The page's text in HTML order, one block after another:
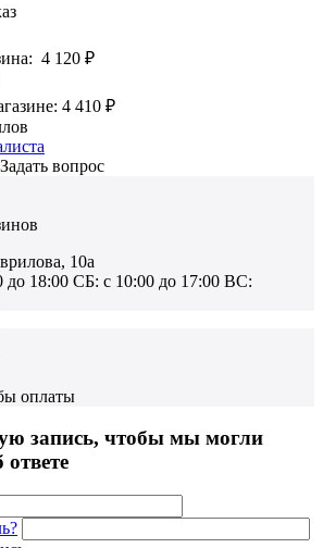
4 120 ₽
4 410 ₽
Задать вопрос
10а
18:00 СБ: с 10:00 до 17:00 ВС:
оплаты
запись, чтобы мы могли